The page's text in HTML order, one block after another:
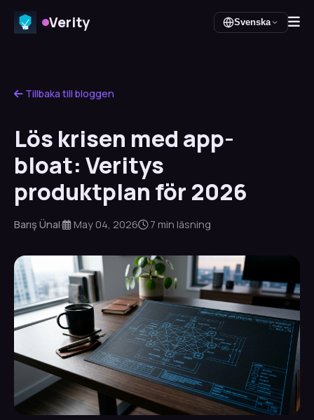
Verity Svenska
Tillbaka till bloggen
Lös krisen med app-
bloat: Veritys
produktplan för 2026
Barış Ünal· May 04, 2026 7 min läsning